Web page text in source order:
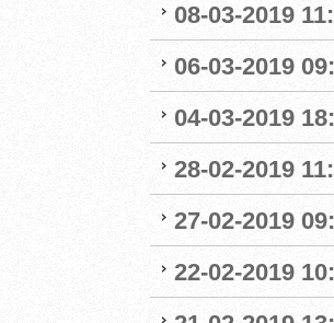
08-03-2019
06-03-2019
04-03-2019
28-02-2019
27-02-2019
22-02-2019